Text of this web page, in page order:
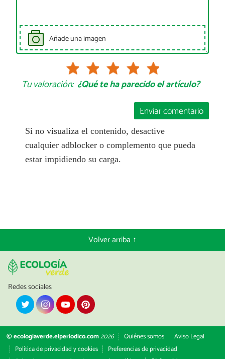
Añade una imagen
Tu valoración: ¿Qué te ha parecido el artículo?
Enviar comentario
Si no visualiza el contenido, desactive
cualquier adblocker o complemento que pueda
estar impidiendo su carga.
Volver arriba ↑
Redes sociales
© ecologiaverde.elperiodico.com2026 Quiénes somos
Aviso Legal
Política de privacidad y cookies
Preferencias de privacidad